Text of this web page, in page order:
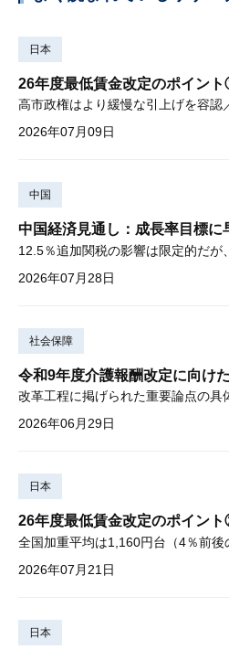
日本
26年度最低賃金改定のポイン
2026年07月09日
中国
中国経済見通し：成長率目標に
12.5％追加関税の影響は限定的だが
2026年07月28日
社会保障
令和9年度介護報酬改定に向け
改革工程に掲げられた重要論点の具
2026年06月29日
日本
26年度最低賃金改定のポイン
全国加重平均は1,160円台（4％前
2026年07月21日
日本